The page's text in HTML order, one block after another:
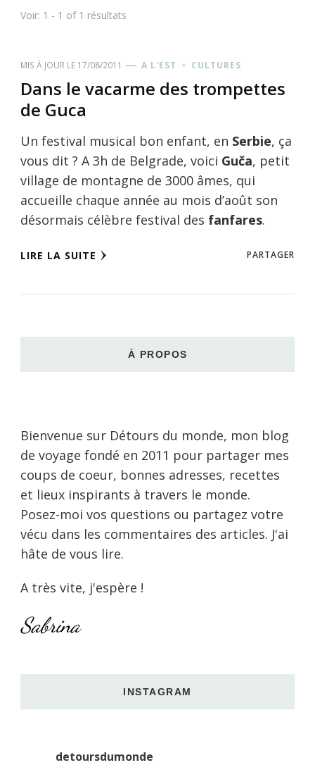
Voir: 1 - 1 of 1 résultats
MIS À JOUR LE 17/08/2011 A L'EST CULTURES
Dans le vacarme des trompettes
de Guca
Un festival musical bon enfant, en Serbie, ça
vous dit ? A 3h de Belgrade, voici Guča, petit
village de montagne de 3000 âmes, qui
accueille chaque année au mois d’août son
désormais célèbre festival des fanfares.
LIRE LA SUITE PARTAGER
À PROPOS
Bienvenue sur Détours du monde, mon blog
de voyage fondé en 2011 pour partager mes
coups de coeur, bonnes adresses, recettes
et lieux inspirants à travers le monde.
Posez-moi vos questions ou partagez votre
vécu dans les commentaires des articles. J'ai
hâte de vous lire.
A très vite, j'espère !
Sabrina
INSTAGRAM
detoursdumonde